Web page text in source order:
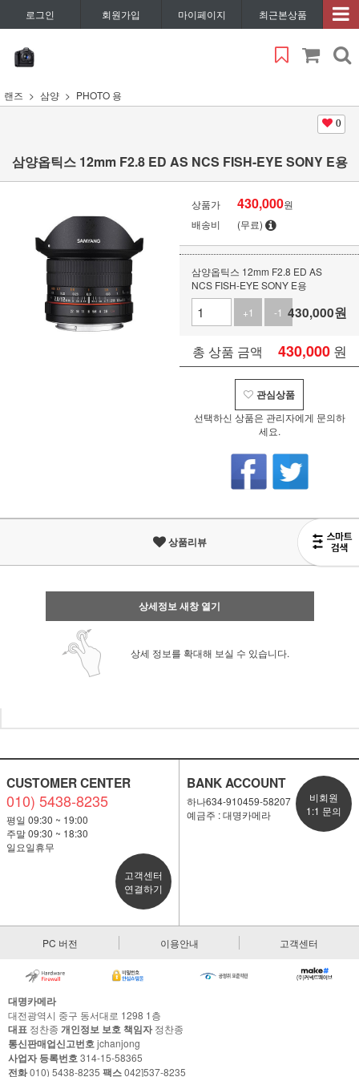
로그인 회원가입 마이페이지 최근본상품
랜즈 삼양 PHOTO 용
0
삼양옵틱스 12mm F2.8 ED AS NCS FISH-EYE SONY E용
상품가 430,000원
배송비
(무료)
삼양옵틱스 12mm F2.8 ED AS
NCS FISH-EYE SONY E용
+1
-1 430,000원
총 상품 금액 430,000 원
관심상품
선택하신 상품은 관리자에게 문의하
세요.
상품리뷰
상세정보 새창 열기
상세 정보를 확대해 보실 수 있습니다.
CUSTOMER CENTER
010) 5438-8235
평일 09:30 ~ 19:00
주말 09:30 ~ 18:30
일요일휴무
고객센터
연결하기
BANK ACCOUNT
하나634-910459-58207
예금주 : 대명카메라
비회원
1:1 문의
PC 버전 이용안내 고객센터
대명카메라
대전광역시 중구 동서대로 1298 1층
대표 정찬종 개인정보 보호 책임자정찬종
통신판매업신고번호jchanjong
사업자 등록번호314-15-58365
전화010) 5438-8235 팩스042]537-8235